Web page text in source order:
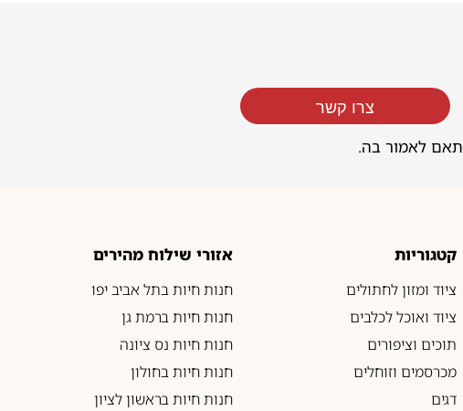
לאמור בה.
צרו קשר
קטגוריות
ציוד ומזון לחתולים
ציוד ואוכל לכלבים
תוכים וציפורים
מכרסמים וזוחלים
דגים
אזורי שילוח מהירים
חנות חיות בתל אביב יפו
חנות חיות ברמת גן
חנות חיות נס ציונה
חנות חיות בחולון
חנות חיות בראשון לציון